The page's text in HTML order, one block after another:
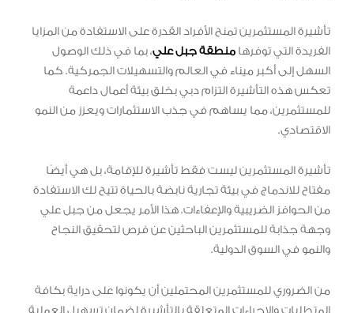
تأشيرة المستثمرين تمنح الأفراد القدرة على الاستفادة من المزايا
الفريدة التي توفرها منطقة جبل علي، بما في ذلك الوصول
السهل إلى أكبر ميناء في العالم والتسهيلات الجمركية. كما
تعكس هذه التأشيرة التزام دبي بخلق بيئة أعمال داعمة
للمستثمرين، مما يساهم في جذب الاستثمارات ويعزز من النمو
الاقتصادي.
تأشيرة المستثمرين ليست فقط تأشيرة للإقامة، بل هي أيضًا
مفتاح للاندماج في بيئة تجارية نابضة بالحياة تتيح لك الاستفادة
من الحوافز الضريبية والإعفاءات. هذا الأمر يجعل من جبل علي
وجهة جذابة للمستثمرين الباحثين عن فرص لتحقيق النجاح
والنمو في السوق الدولية.
من الضروري للمستثمرين المحتملين أن يكونوا على دراية بكافة
المتطلبات والإجراءات المتعلقة بالتأشيرة لضمان تسهيل العملية